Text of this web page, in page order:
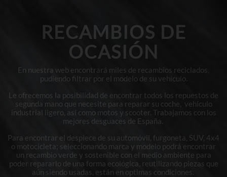
RECAMBIOS DE
OCASIÓN
En nuestra web encontrará miles de recambios reciclados,
pudiendo filtrar por el modelo de su vehículo.
Le ofrecemos la posibilidad de encontrar todos los repuestos de
segunda mano que necesite para reparar su coche, vehículo
industrial ligero, así como motos y scooter. Trabajamos con los
mejores desguaces de España.
Para encontrar el despiece de su automóvil, furgoneta, SUV, 4x4
o motocicleta; seleccionando marca y modelo podrá encontrar
un recambio verde y sostenible con el medio ambiente para
poder repararlo de una forma ecológica, reutilizando piezas que
aún siendo usadas, están en optimas condiciones.